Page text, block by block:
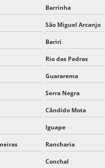
LOGÍSTICA
PERIGOSAS RODOVIARIO
SECAS
SUBCONTRATAÇÃO
DE TERCEIROS
Barrinha
São Miguel Arcanjo
Bariri
Rio das Pedras
Guararema
Serra Negra
Cândido Mota
Iguape
Rancharia
Conchal